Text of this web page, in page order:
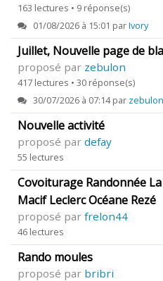
163 lectures • 9 réponse(s)
01/08/2026 à 15:01 parIvory
Juillet, Nouvelle page de
proposé par zebulon
417 lectures • 30 réponse(s)
30/07/2026 à 07:14 par zebulon
Nouvelle activité
proposé par defay
55 lectures
Covoiturage Randonnée
Macif Leclerc Océane Rezé
proposé par frelon44
46 lectures
Rando moules
proposé par bribri